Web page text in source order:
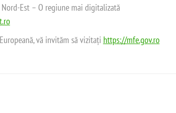
Nord-Est – O regiune mai digitalizată
vă invităm să vizitați https://mfe.gov.ro